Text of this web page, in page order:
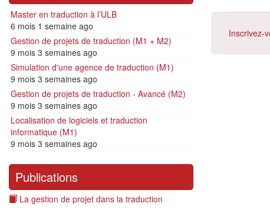
Master en traduction à l’ULB
6 mois 1 semaine ago
Gestion de projets de traduction (M1 + M2)
9 mois 3 semaines ago
Simulation d'une agence de traduction (M1)
9 mois 3 semaines ago
Gestion de projets de traduction - Avancé (M2)
9 mois 3 semaines ago
Localisation de logiciels et traduction
informatique (M1)
9 mois 3 semaines ago
Publications
La gestion de projet dans la traduction
Inscrivez-